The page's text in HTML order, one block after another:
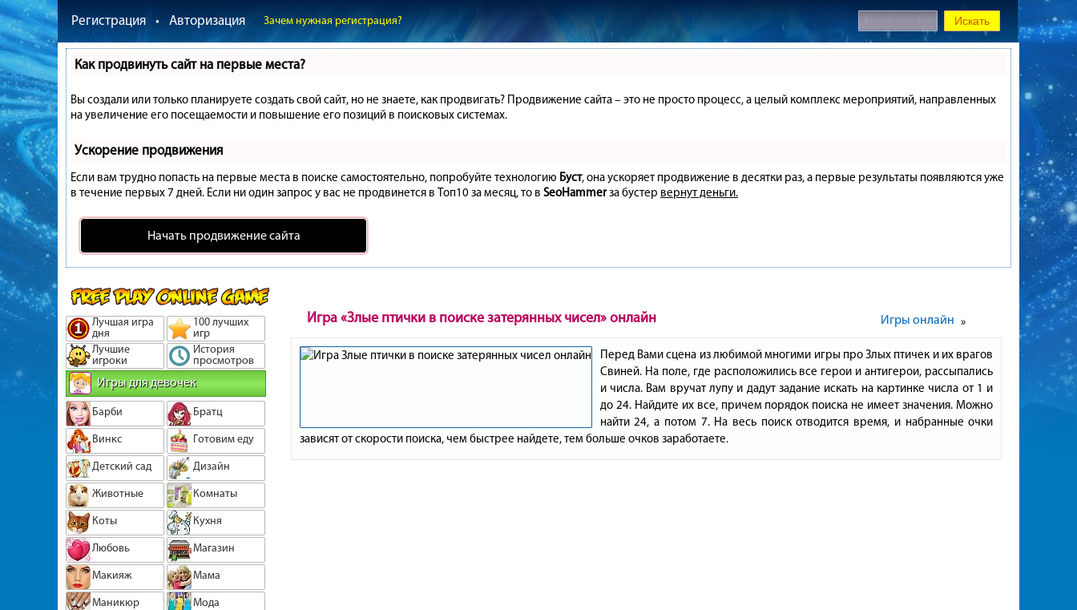
Регистрация • Авторизация Зачем нужная регистрация?
Как продвинуть сайт на первые места?
Вы создали или только планируете создать свой сайт, но не знаете, как продвигать? Продвижение сайта – это не просто процесс, а целый комплекс мероприятий, направленных
на увеличение его посещаемости и повышение его позиций в поисковых системах.
Ускорение продвижения
Если вам трудно попасть на первые места в поиске самостоятельно, попробуйте технологию Буст, она ускоряет продвижение в десятки раз, а первые результаты появляются уже
в течение первых 7 дней. Если ни один запрос у вас не продвинется в Топ10 за месяц, то в SeoHammerза бустер вернут деньги.
Начать продвижение сайта
Лучшая игра
дня
100 лучших
игр
Лучшие
игроки
История
просмотров
Игры для девочек
Барби
Братц
Винкс
Готовим еду
Детский сад
Дизайн
Животные
Комнаты
Коты
Кухня
Любовь
Магазин
Макияж
Мама
Маникюр
Мода
Игра «Злые птички в поиске затерянных чисел» онлайн Игры онлайн »
Перед Вами сцена из любимой многими игры про Злых птичек и их врагов
Свиней. На поле, где расположились все герои и антигерои, рассыпались
и числа. Вам вручат лупу и дадут задание искать на картинке числа от 1 и
до 24. Найдите их все, причем порядок поиска не имеет значения. Можно
найти 24, а потом 7. На весь поиск отводится время, и набранные очки
зависят от скорости поиска, чем быстрее найдете, тем больше очков заработаете.